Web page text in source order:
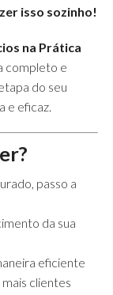
isso sozinho!
na Prática
completo e
do seu
e eficaz.
passo a
da sua
eficiente
clientes